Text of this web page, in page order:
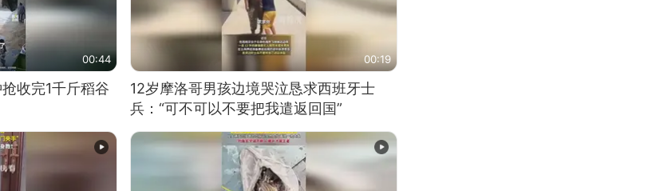
00:44
收完1千斤稻谷
00:19
12岁摩洛哥男孩边境哭泣恳求西班牙士
兵：“可不可以不要把我遣返回国”